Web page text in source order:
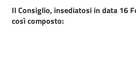
Il Consiglio, insediatosi in data 16
così composto: